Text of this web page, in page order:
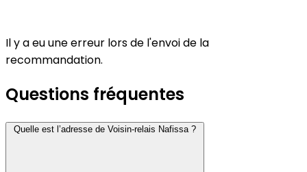
Il y a eu une erreur lors de l'envoi de la
recommandation.
Questions fréquentes
Quelle est l’adresse de Voisin-relais Nafissa ?